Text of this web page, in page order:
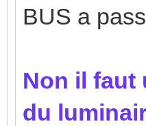
BUS a
Non il faut
du